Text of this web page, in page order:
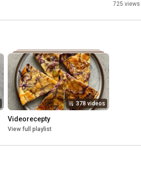
725 views
378 videos
Videorecepty
View full playlist